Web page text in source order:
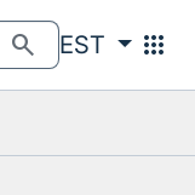
search EST apps